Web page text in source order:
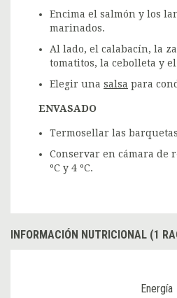
Encima el salmón y los
marinados.
Al lado, el calabacín, la
tomatitos, la cebolleta y
Elegir una salsa para
ENVASADO
Termosellar las
Conservar en cámara de
ºC y 4 ºC.
INFORMACIÓN NUTRICIONAL (1
Energía